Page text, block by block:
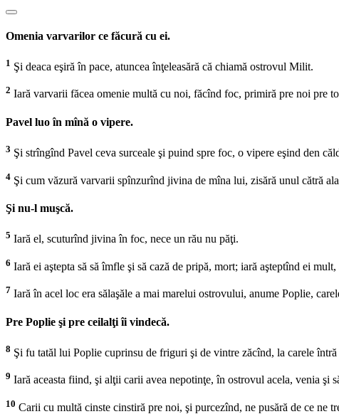
Omenia varvarilor ce făcură cu ei.
1 Şi deaca eşiră în pace, atuncea înţeleasără că chiamă ostrovul Milit.
2 Iară varvarii făcea omenie multă cu noi, făcînd foc, primiră pre noi pre
Pavel luo în mînă o vipere.
3 Şi strîngînd Pavel ceva surceale şi puind spre foc, o vipere eşind den
4 Şi cum văzură varvarii spînzurînd jivina de mîna lui, zisără unul cătră
Şi nu-l muşcă.
5 Iară el, scuturînd jivina în foc, nece un rău nu păţi.
6 Iară ei aştepta să să îmfle şi să cază de pripă, mort; iară aşteptînd ei
7 Iară în acel loc era sălaşăle a mai marelui ostrovului, anume Poplie,
Pre Poplie şi pre ceilalţi îi vindecă.
8 Şi fu tatăl lui Poplie cuprinsu de friguri şi de vintre zăcînd, la carele
9 Iară aceasta fiind, şi alţii carii avea nepotinţe, în ostrovul acela, venia şi
10 Carii cu multă cinste cinstiră pre noi, şi purcezînd, ne pusără de ce ne